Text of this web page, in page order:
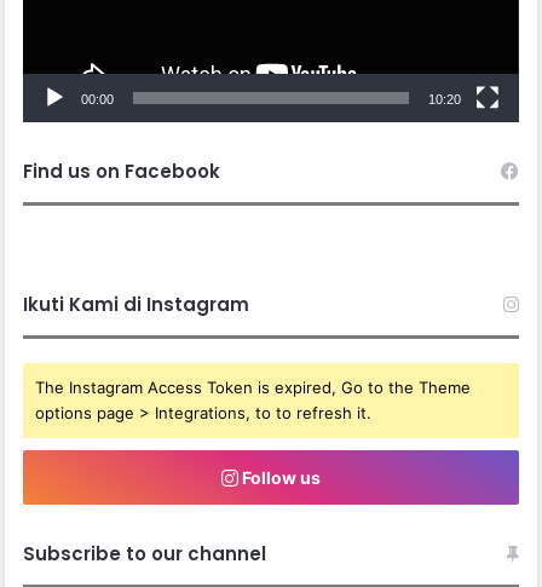
00:00 10:20
Find us on Facebook
Ikuti Kami di Instagram
The Instagram Access Token is expired, Go to the Theme
options page > Integrations, to to refresh it.
Follow us
Subscribe to our channel